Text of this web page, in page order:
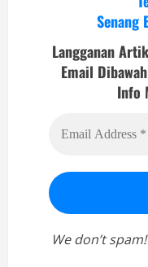
Senang
Langganan
Email
Info
We don’t